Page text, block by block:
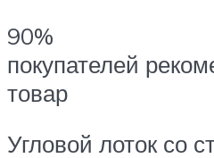
90%
покупателей
товар
Угловой лоток со